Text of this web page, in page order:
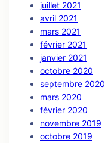
juillet 2021
avril 2021
mars 2021
février 2021
janvier 2021
octobre 2020
septembre 2020
mars 2020
février 2020
novembre 2019
octobre 2019